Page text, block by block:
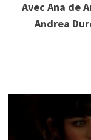
Avec Ana de
Andrea